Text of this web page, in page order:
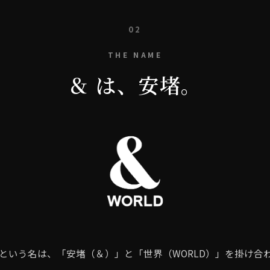
02
THE NAME
＆ は、安堵。
いう名は、「安堵（＆）」と「世界（WORLD）」を掛け合